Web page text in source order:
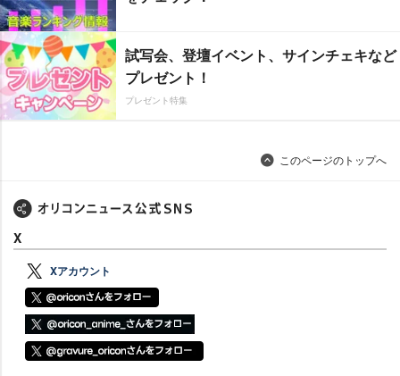
試写会、登壇イベント、サインチェキなど
プレゼント！
プレゼント特集
このページのトップへ
X
Xアカウント